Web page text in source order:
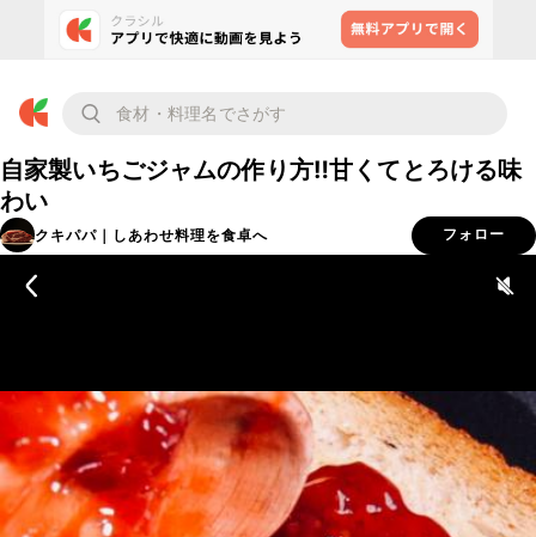
自家製いちごジャムの作り方‼︎甘くてとろける味
わい
クキパパ｜しあわせ料理を食卓へ フォロー